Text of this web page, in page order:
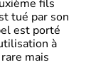
fils
tué par son
est porté
à
mais